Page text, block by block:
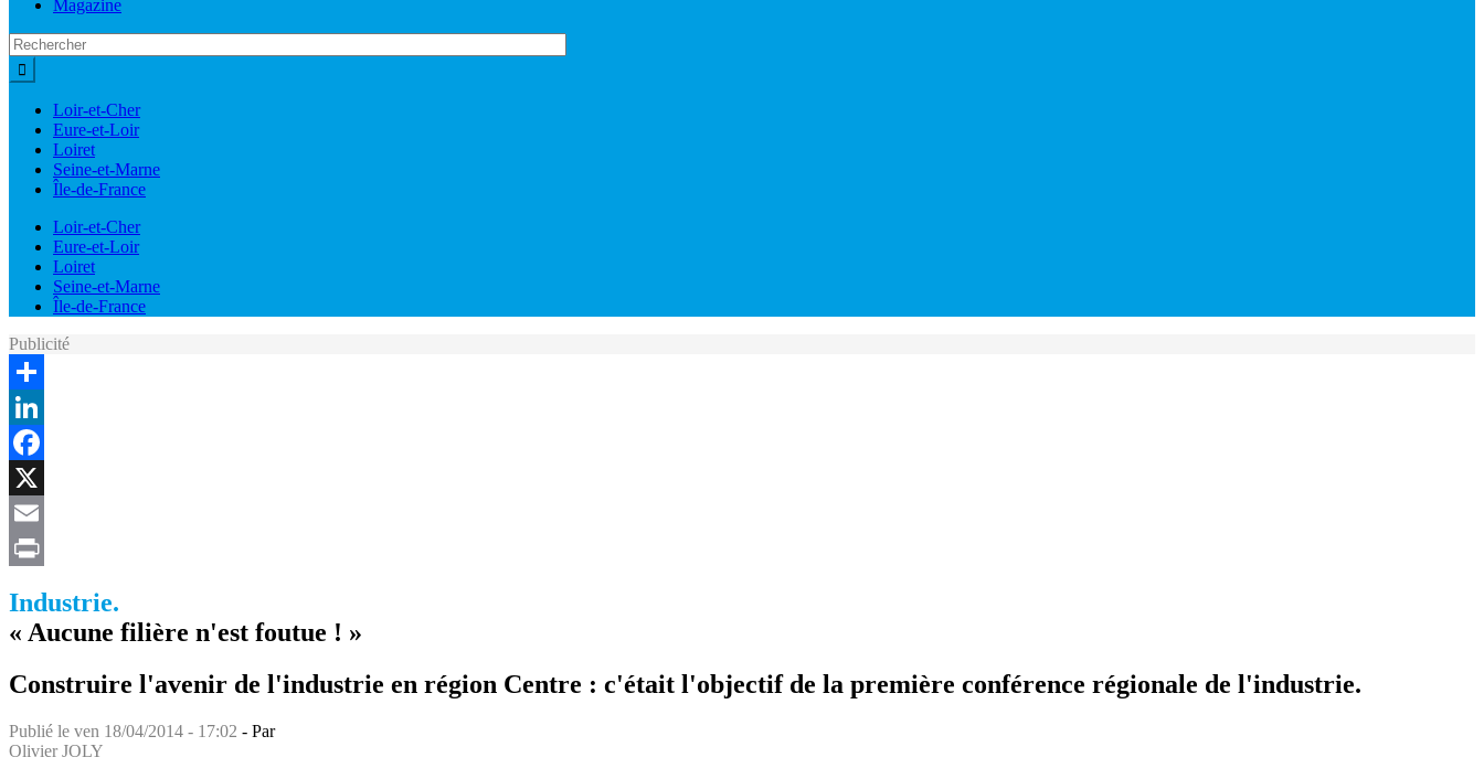
Magazine
Loir-et-Cher
Eure-et-Loir
Loiret
Seine-et-Marne
Île-de-France
Loir-et-Cher
Eure-et-Loir
Loiret
Seine-et-Marne
Île-de-France
Publicité
Share
LinkedIn
Facebook
X
Email
Industrie.
« Aucune filière n'est foutue ! »
Construire l'avenir de l'industrie en région Centre : c'était l'objectif de la première conférence régionale de l'industrie.
Publié le ven 18/04/2014 - 17:02 - Par
Olivier JOLY